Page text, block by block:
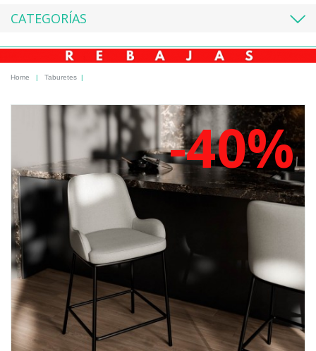
CATEGORÍAS
Home | Taburetes |
-40%